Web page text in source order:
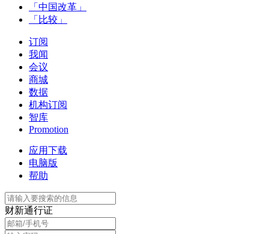
「中国改革」
「比较」
订阅
我闻
会议
商城
数据
机构订阅
智库
Promotion
应用下载
电脑版
帮助
财新通行证